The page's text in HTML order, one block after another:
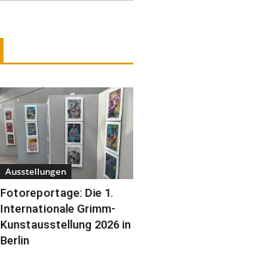
Ausstellungen
Fotoreportage: Die 1.
Internationale Grimm-
Kunstausstellung 2026 in
Berlin